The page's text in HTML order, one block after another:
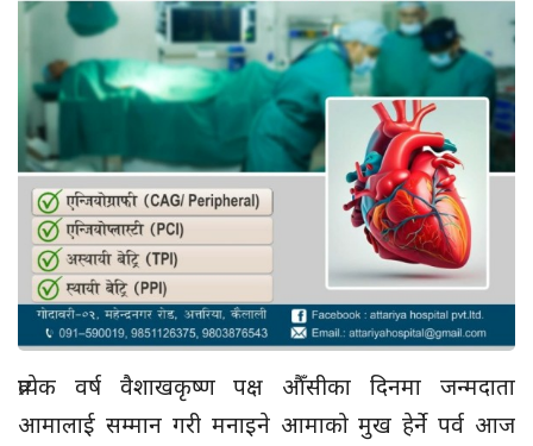
प्रत्येक वर्ष वैशाखकृष्ण पक्ष औँसीका दिनमा जन्मदाता
आमालाई सम्मान गरी मनाइने आमाको मुख हेर्ने पर्व आज